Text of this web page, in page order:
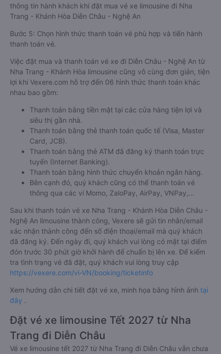
thông tin hành khách khi đặt mua vé xe limousine đi Nha
Trang - Khánh Hòa Diễn Châu - Nghệ An
Bước 5: Chọn hình thức thanh toán vé phù hợp và tiến hành
thanh toán vé.
Việc đặt mua và thanh toán vé xe đi Diễn Châu - Nghệ An từ
Nha Trang - Khánh Hòa limousine cũng vô cùng đơn giản, tiện
lợi khi Vexere.com hỗ trợ đến 06 hình thức thanh toán khác
nhau bao gồm:
Thanh toán bằng tiền mặt tại các cửa hàng tiện lợi và
siêu thị gần nhà.
Thanh toán bằng thẻ thanh toán quốc tế (Visa, Master
Card, JCB).
Thanh toán bằng thẻ ATM đã đăng ký thanh toán trực
tuyến (Internet Banking).
Thanh toán bằng hình thức chuyển khoản ngân hàng.
Bên cạnh đó, quý khách cũng có thể thanh toán vé
thông qua các ví Momo, ZaloPay, AirPay, VNPay,…
Sau khi thanh toán vé xe Nha Trang - Khánh Hòa Diễn Châu -
Nghệ An limousine thành công, Vexere sẽ gửi tin nhắn/email
xác nhận thành công đến số điện thoại/email mà quý khách
đã đăng ký. Đến ngày đi, quý khách vui lòng có mặt tại điểm
đón trước 30 phút giờ khởi hành để chuẩn bị lên xe. Để kiểm
tra tình trạng vé đã đặt, quý khách vui lòng truy cập
https://vexere.com/vi-VN/booking/ticketinfo
Xem hướng dẫn chi tiết đặt vé xe, minh họa bằng hình ảnh tại
đây .
Đặt vé xe limousine Tết 2027 từ Nha
Trang đi Diễn Châu
Vé xe limousine tết 2027 từ Nha Trang đi Diễn Châu vẫn chưa